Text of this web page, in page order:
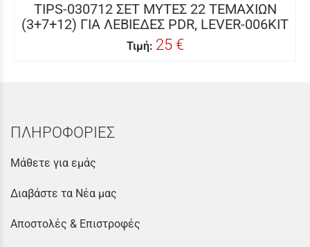
TIPS-030712 ΣΕΤ ΜΥΤΕΣ 22 ΤΕΜΑΧΙΩΝ
(3+7+12) ΓΙΑ ΛΕΒΙΕΔΕΣ PDR, LEVER-006KIT
Τιμή: 25 €
ΠΛΗΡΟΦΟΡΙΕΣ
Μάθετε για εμάς
Διαβάστε τα Νέα μας
Αποστολές & Επιστροφές